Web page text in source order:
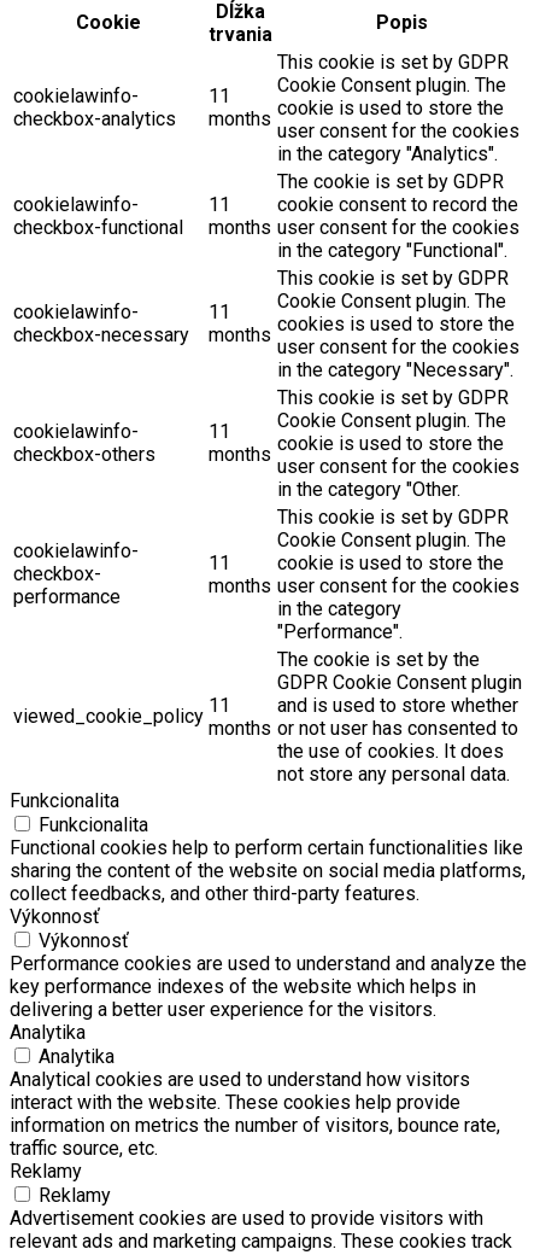
Cookie
Dĺžka
trvania
Popis
cookielawinfo-
checkbox-analytics
11
months
This cookie is set by GDPR
Cookie Consent plugin. The
cookie is used to store the
user consent for the cookies
in the category "Analytics".
cookielawinfo-
checkbox-functional
11
months
The cookie is set by GDPR
cookie consent to record the
user consent for the cookies
in the category "Functional".
cookielawinfo-
checkbox-necessary
11
months
This cookie is set by GDPR
Cookie Consent plugin. The
cookies is used to store the
user consent for the cookies
in the category "Necessary".
cookielawinfo-
checkbox-others
11
months
This cookie is set by GDPR
Cookie Consent plugin. The
cookie is used to store the
user consent for the cookies
in the category "Other.
cookielawinfo-
checkbox-
performance
11
months
This cookie is set by GDPR
Cookie Consent plugin. The
cookie is used to store the
user consent for the cookies
in the category
"Performance".
viewed_cookie_policy 11
months
The cookie is set by the
GDPR Cookie Consent plugin
and is used to store whether
or not user has consented to
the use of cookies. It does
not store any personal data.
Funkcionalita
Funkcionalita
Functional cookies help to perform certain functionalities like
sharing the content of the website on social media platforms,
collect feedbacks, and other third-party features.
Výkonnosť
Výkonnosť
Performance cookies are used to understand and analyze the
key performance indexes of the website which helps in
delivering a better user experience for the visitors.
Analytika
Analytika
Analytical cookies are used to understand how visitors
interact with the website. These cookies help provide
information on metrics the number of visitors, bounce rate,
traffic source, etc.
Reklamy
Reklamy
Advertisement cookies are used to provide visitors with
relevant ads and marketing campaigns. These cookies track